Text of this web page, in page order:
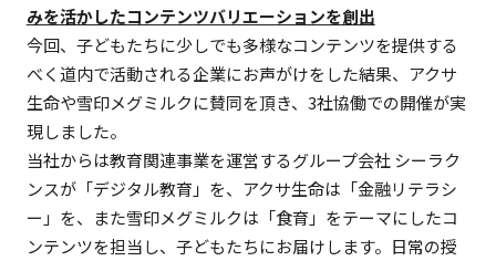
みを活かしたコンテンツバリエーションを創出
今回、子どもたちに少しでも多様なコンテンツを提供する
べく道内で活動される企業にお声がけをした結果、アクサ
生命や雪印メグミルクに賛同を頂き、3社協働での開催が実
現しました。
当社からは教育関連事業を運営するグループ会社 シーラク
ンスが「デジタル教育」を、アクサ生命は「金融リテラシ
ー」を、また雪印メグミルクは「食育」をテーマにしたコ
ンテンツを担当し、子どもたちにお届けします。日常の授